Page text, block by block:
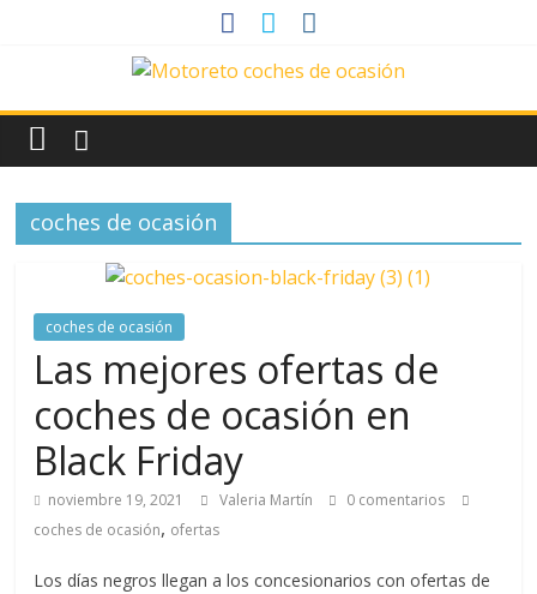
News
Motoreto
Noticias
de
ocasión
coches de ocasión
coches de ocasión
Las mejores ofertas de
coches de ocasión en
Black Friday
noviembre 19, 2021 Valeria Martín
0 comentarios
coches de ocasión, ofertas
Los días negros llegan a los concesionarios con ofertas de